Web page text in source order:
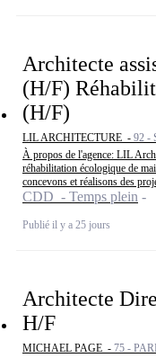
Architecte
(H/F)
(H/F)
LIL ARCHITECTURE - 92 -
À propos de l'agence: LIL
réhabilitation écologique de
concevons et réalisons des
CDD - Temps plein
Publié il y a 25 jours
Architecte
H/F
MICHAEL PAGE - 75 -